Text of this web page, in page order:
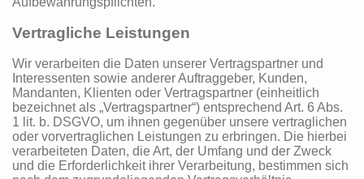
Vertragliche Leistungen
Wir verarbeiten die Daten unserer Vertragspartner und
Interessenten sowie anderer Auftraggeber, Kunden,
Mandanten, Klienten oder Vertragspartner (einheitlich
bezeichnet als „Vertragspartner“) entsprechend Art. 6 Abs.
1 lit. b. DSGVO, um ihnen gegenüber unsere vertraglichen
oder vorvertraglichen Leistungen zu erbringen. Die hierbei
verarbeiteten Daten, die Art, der Umfang und der Zweck
und die Erforderlichkeit ihrer Verarbeitung, bestimmen sich